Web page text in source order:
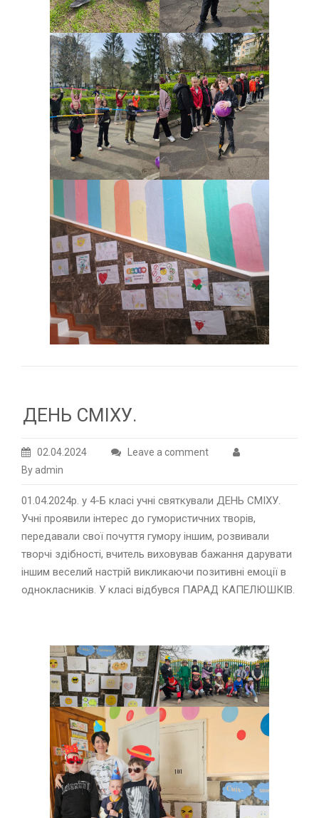
ДЕНЬ СМІХУ.
02.04.2024
Leave a comment
By admin
01.04.2024р. у 4-Б класі учні святкували ДЕНЬ СМІХУ.
Учні проявили інтерес до гумористичних творів,
передавали свої почуття гумору іншим, розвивали
творчі здібності, вчитель виховував бажання дарувати
іншим веселий настрій викликаючи позитивні емоції в
однокласників. У класі відбувся ПАРАД КАПЕЛЮШКІВ.